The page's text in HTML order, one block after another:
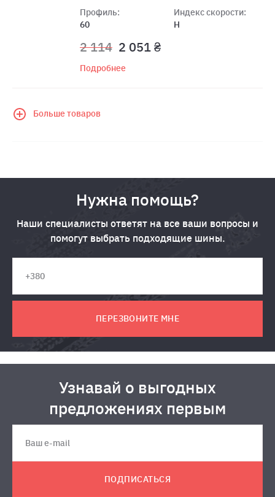
Профиль:
60
Индекс скорости:
H
2 114 2 051 ₴
Подробнее
Больше товаров
Нужна помощь?
Наши специалисты ответят на все ваши вопросы и
помогут выбрать подходящие шины.
ПЕРЕЗВОНИТЕ МНЕ
Узнавай о выгодных
предложениях первым
ПОДПИСАТЬСЯ